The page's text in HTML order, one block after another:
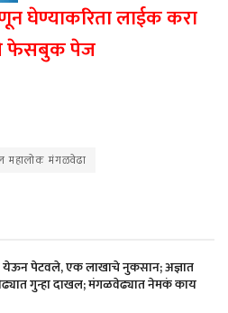
घेण्याकरिता लाईक करा
पेज
महालोक मंगळवेढा
येऊन पेटवले, एक लाखाचे नुकसान; अज्ञात
गुन्हा दाखल; मंगळवेढ्यात नेमकं काय